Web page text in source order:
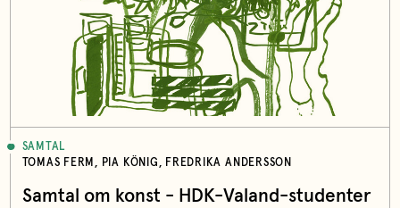
SAMTAL
TOMAS FERM, PIA KÖNIG, FREDRIKA ANDERSSON
Samtal om konst - HDK-Valand-studenter